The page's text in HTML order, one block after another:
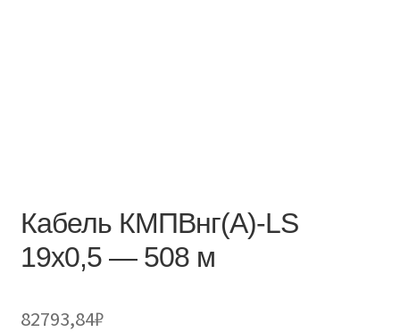
Кабель КМПВнг(А)-LS
19х0,5 — 508 м
82793,84₽